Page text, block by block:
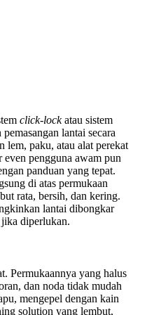
click-lockatau sistem
lantai secara
lem, paku, atau alat perekat
even pengguna awam pun
panduan yang tepat.
di atas permukaan
rata, bersih, dan kering.
lantai dibongkar
diperlukan.
Permukaannya yang halus
dan noda tidak mudah
mengepel dengan kain
solution yang lembut,